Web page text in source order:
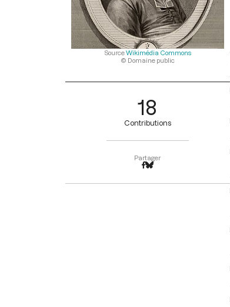
SourceWikimédia Commons
© Domaine public
18
Contributions
Partager